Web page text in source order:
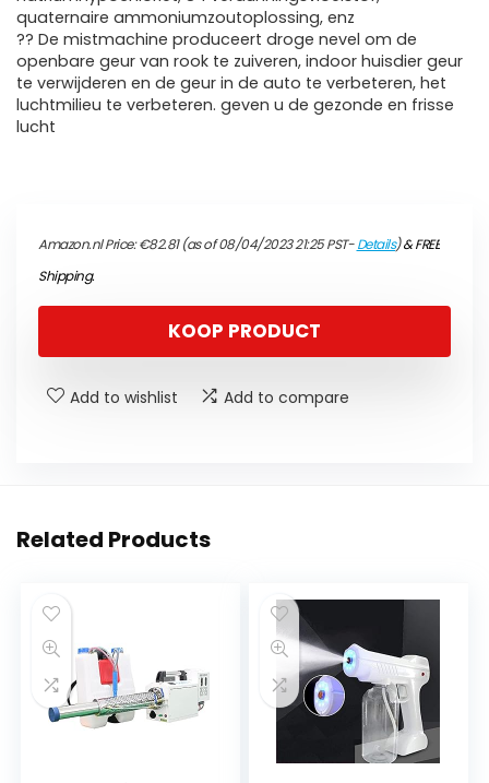
quaternaire ammoniumzoutoplossing, enz
?? De mistmachine produceert droge nevel om de
openbare geur van rook te zuiveren, indoor huisdier geur
te verwijderen en de geur in de auto te verbeteren, het
luchtmilieu te verbeteren. geven u de gezonde en frisse
lucht
Amazon.nl Price:€82.81(as of 08/04/2023 21:25 PST-Details)&FREE
Shipping.
KOOP PRODUCT
Add to wishlist Add to compare
Related Products